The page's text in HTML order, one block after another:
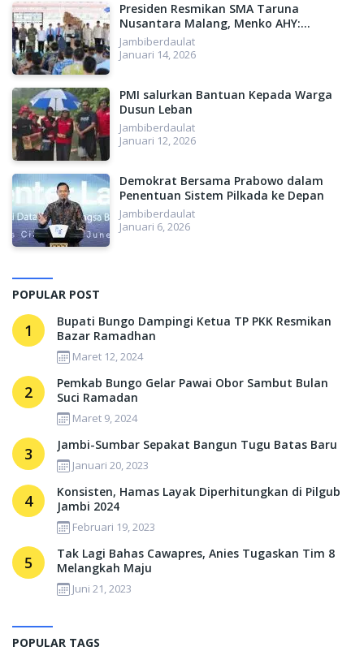
Presiden Resmikan SMA Taruna
Nusantara Malang, Menko AHY:
Menyiapkan SDM Unggul, Menuju
Indonesia Emas 2045
Jambiberdaulat
Januari 14, 2026
PMI salurkan Bantuan Kepada Warga
Dusun Leban
Jambiberdaulat
Januari 12, 2026
Demokrat Bersama Prabowo dalam
Penentuan Sistem Pilkada ke Depan
Jambiberdaulat
Januari 6, 2026
POPULAR POST
1
Bupati Bungo Dampingi Ketua TP PKK Resmikan
Bazar Ramadhan
Maret 12, 2024
2
Pemkab Bungo Gelar Pawai Obor Sambut Bulan
Suci Ramadan
Maret 9, 2024
3 Jambi-Sumbar Sepakat Bangun Tugu Batas Baru
Januari 20, 2023
4
Konsisten, Hamas Layak Diperhitungkan di Pilgub
Jambi 2024
Februari 19, 2023
5
Tak Lagi Bahas Cawapres, Anies Tugaskan Tim 8
Melangkah Maju
Juni 21, 2023
POPULAR TAGS